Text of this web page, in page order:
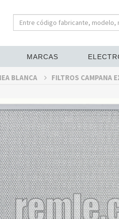
MARCAS
BLANCA FILTROS CAMPANA